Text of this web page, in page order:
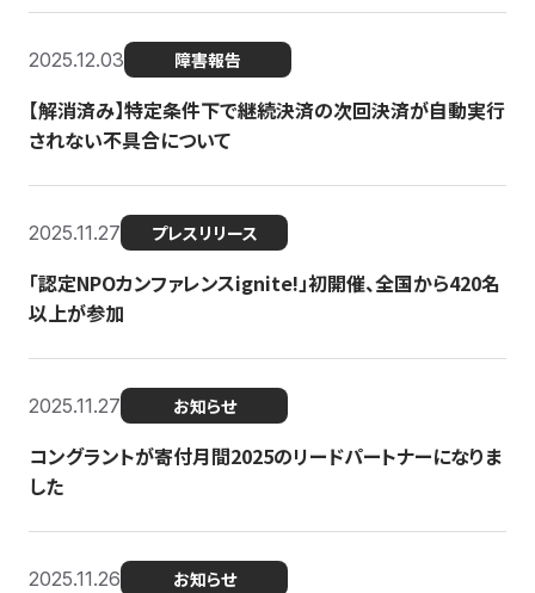
2025.12.03 障害報告
【解消済み】特定条件下で継続決済の次回決済が自動実行
されない不具合について
2025.11.27 プレスリリース
「認定NPOカンファレンスignite!」初開催、全国から420名
以上が参加
2025.11.27 お知らせ
コングラントが寄付月間2025のリードパートナーになりま
した
2025.11.26 お知らせ